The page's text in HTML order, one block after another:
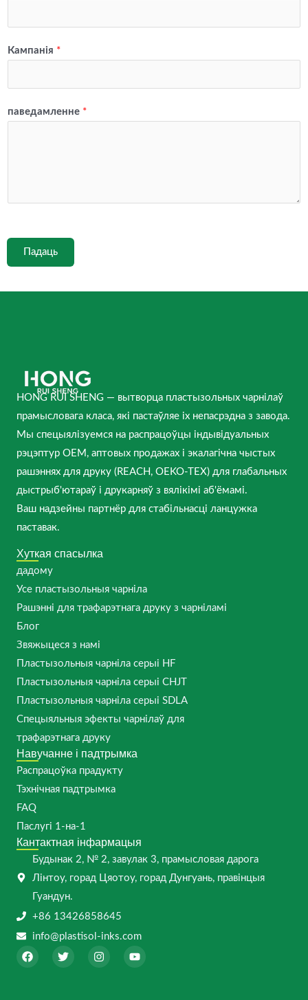
Кампанія *
паведамленне *
Падаць
HONG RUI SHENG — вытворца пластызольных чарнілаў
прамысловага класа, які пастаўляе іх непасрэдна з завода.
Мы спецыялізуемся на распрацоўцы індывідуальных
рэцэптур OEM, аптовых продажах і экалагічна чыстых
рашэннях для друку (REACH, OEKO-TEX) для глабальных
дыстрыб'ютараў і друкарняў з вялікімі аб'ёмамі.
Ваш надзейны партнёр для стабільнасці ланцужка
паставак.
Хуткая спасылка
дадому
Усе пластызольныя чарніла
Рашэнні для трафарэтнага друку з чарніламі
Блог
Звяжыцеся з намі
Пластызольныя чарніла серыі HF
Пластызольныя чарніла серыі CHJT
Пластызольныя чарніла серыі SDLA
Спецыяльныя эфекты чарнілаў для
трафарэтнага друку
Навучанне і падтрымка
Распрацоўка прадукту
Тэхнічная падтрымка
FAQ
Паслугі 1-на-1
Кантактная інфармацыя
Будынак 2, № 2, завулак 3, прамысловая дарога
Лінтоу, горад Цяотоу, горад Дунгуань, правінцыя
Гуандун.
+86 13426858645
info@plastisol-inks.com
F
a
T
w
I
n
Y
o